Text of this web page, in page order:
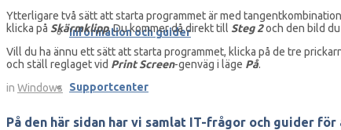
Information och guider
Supportcenter
Ytterligare två sätt att starta programmet är med
klicka på Skärmklipp. Du kommer då direkt till Steg 2och den bild du
Vill du ha ännu ett sätt att starta programmet, klicka på de tre
och ställ reglaget vid Print Screen-genväg i läge På.
in Windows
På den här sidan har vi samlat IT-frågor och guider